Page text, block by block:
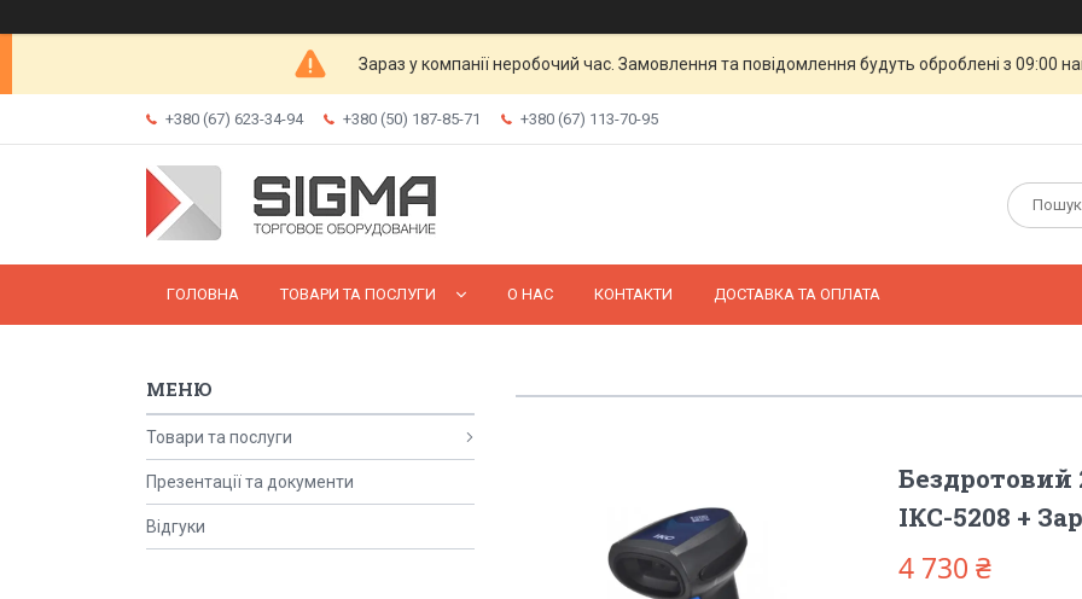
Зараз у компанії неробочий час. Замовлення та повідомлення будуть оброблені з 09:00
+380 (67) 623-34-94 +380 (50) 187-85-71 +380 (67) 113-70-95
ГОЛОВНА ТОВАРИ ТА ПОСЛУГИ О НАС КОНТАКТИ ДОСТАВКА ТА ОПЛАТА
Бездротовий
ІКС-5208 +
4 730 ₴
Товари та послуги
Презентації та документи
Відгуки